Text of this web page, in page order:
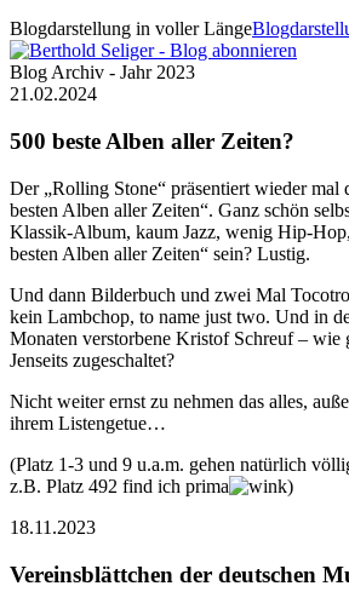
Blogdarstellung in voller Länge
Blog Archiv - Jahr 2023
21.02.2024
500 beste Alben aller Zeiten?
Der „Rolling Stone“ präsentiert wieder mal
besten Alben aller Zeiten“. Ganz schön
Klassik-Album, kaum Jazz, wenig Hip-
besten Alben aller Zeiten“ sein? Lustig.
Und dann Bilderbuch und zwei Mal
kein Lambchop, to name just two. Und in
Monaten verstorbene Kristof Schreuf – wie
Jenseits zugeschaltet?
Nicht weiter ernst zu nehmen das alles,
ihrem Listengetue…
(Platz 1-3 und 9 u.a.m. gehen natürlich
z.B. Platz 492 find ich prima
)
18.11.2023
Vereinsblättchen der deutschen